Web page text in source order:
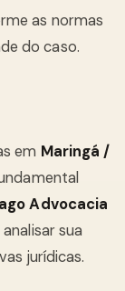
as normas
do caso.
em Maringá /
Advocacia
sua
jurídicas.